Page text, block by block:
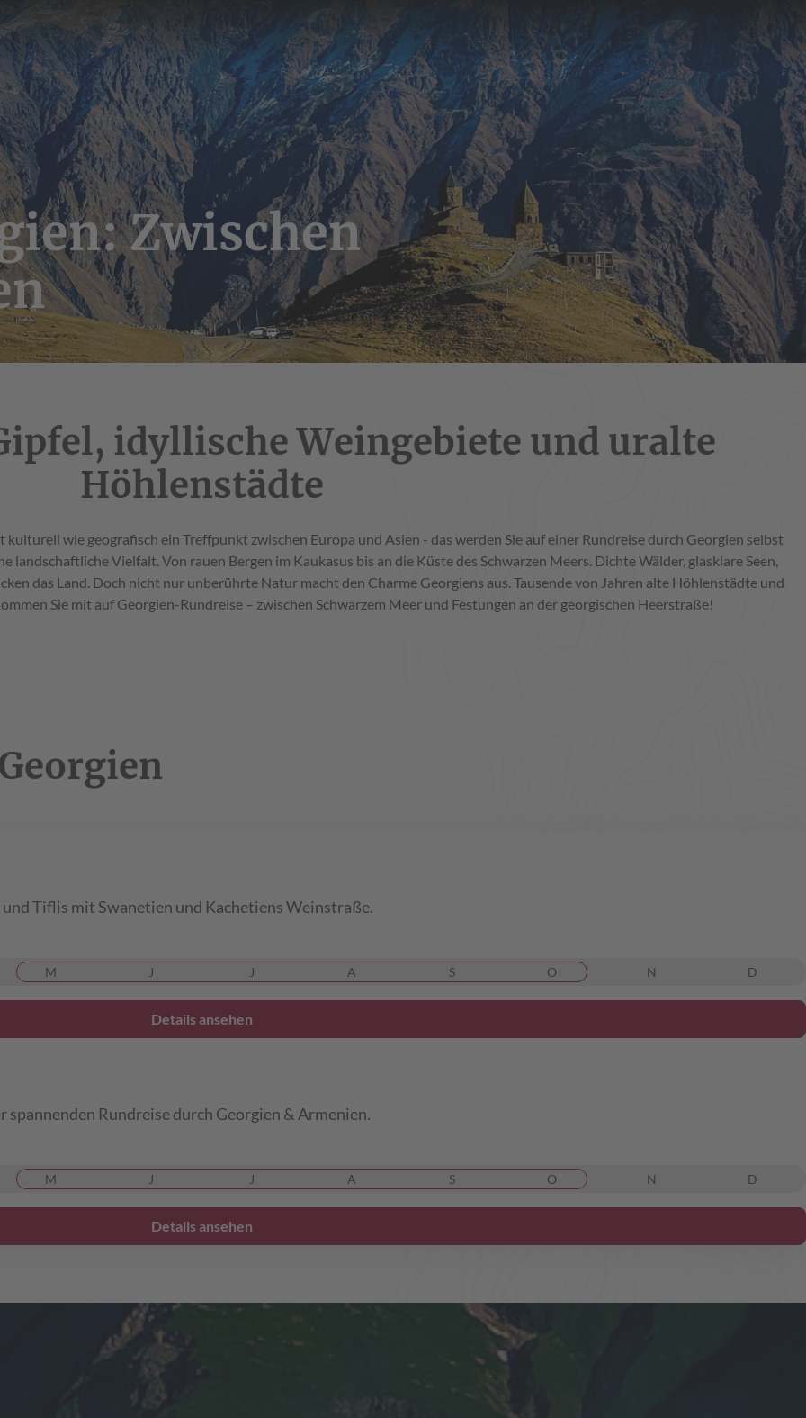
Zwischen
idyllische Weingebiete und uralte
Höhlenstädte
wie geografisch ein Treffpunkt zwischen Europa und Asien - das werden Sie auf einer Rundreise durch Georgien selbst
landschaftliche Vielfalt. Von rauen Bergen im Kaukasus bis an die Küste des Schwarzen Meers. Dichte Wälder, glasklare Seen,
das Land. Doch nicht nur unberührte Natur macht den Charme Georgiens aus. Tausende von Jahren alte Höhlenstädte und
Sie mit auf Georgien-Rundreise – zwischen Schwarzem Meer und Festungen an der georgischen Heerstraße!
Tiflis mit Swanetien und Kachetiens Weinstraße.
M J J A S O N D
Details ansehen
Rundreise durch Georgien & Armenien.
M J J A S O N D
Details ansehen